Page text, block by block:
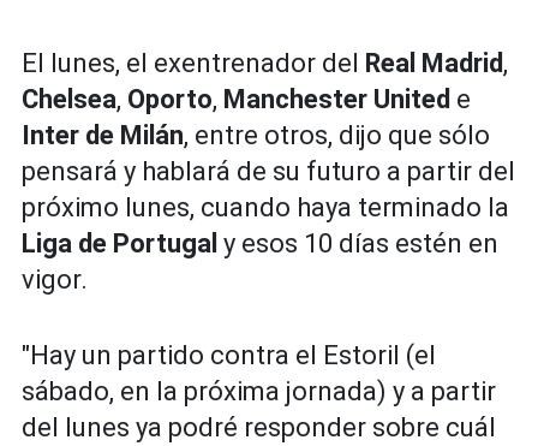
El lunes, el exentrenador del Real Madrid,
Chelsea, Oporto, Manchester United e
Inter de Milán, entre otros, dijo que sólo
pensará y hablará de su futuro a partir del
próximo lunes, cuando haya terminado la
Liga de Portugal y esos 10 días estén en
vigor.
"Hay un partido contra el Estoril (el
sábado, en la próxima jornada) y a partir
del lunes ya podré responder sobre cuál